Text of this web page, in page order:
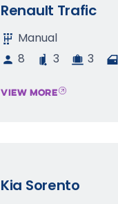
Renault Trafic
Manual
8
3 3
VIEW MORE
Kia Sorento